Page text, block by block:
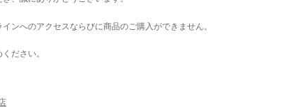
ンへのアクセスならびに商品のご購入ができません。
ださい。